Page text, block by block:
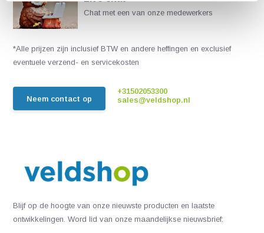
Chat met een van onze medewerkers
*Alle prijzen zijn inclusief BTW en andere heffingen en exclusief
eventuele verzend- en servicekosten
Neem contact op
+31502053300
sales@veldshop.nl
Blijf op de hoogte van onze nieuwste producten en laatste
ontwikkelingen. Word lid van onze maandelijkse nieuwsbrief: